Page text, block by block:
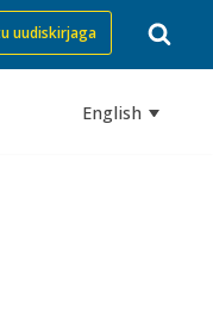
uudiskirjaga
English